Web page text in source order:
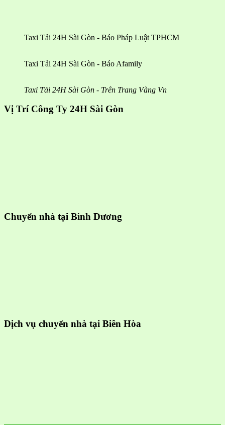
Taxi Tải 24H Sài Gòn - Báo Pháp Luật TPHCM
Taxi Tải 24H Sài Gòn - Báo Afamily
Taxi Tải 24H Sài Gòn - Trên Trang Vàng Vn
Vị Trí Công Ty 24H Sài Gòn
Chuyển nhà tại Bình Dương
Dịch vụ chuyển nhà tại Biên Hòa